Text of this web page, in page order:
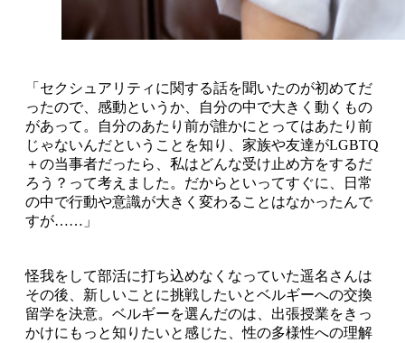
「セクシュアリティに関する話を聞いたのが初めてだ
ったので、感動というか、自分の中で大きく動くもの
があって。自分のあたり前が誰かにとってはあたり前
じゃないんだということを知り、家族や友達がLGBTQ
＋の当事者だったら、私はどんな受け止め方をするだ
ろう？って考えました。だからといってすぐに、日常
の中で行動や意識が大きく変わることはなかったんで
すが……」
怪我をして部活に打ち込めなくなっていた遥名さんは
その後、新しいことに挑戦したいとベルギーへの交換
留学を決意。ベルギーを選んだのは、出張授業をきっ
かけにもっと知りたいと感じた、性の多様性への理解